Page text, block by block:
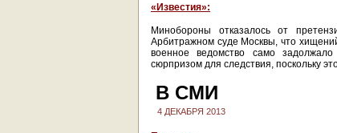
«Известия»:
Минобороны отказалось от
Арбитражном суде Москвы, что
военное ведомство само
сюрпризом для следствия, поскольку
В СМИ
4 ДЕКАБРЯ 2013